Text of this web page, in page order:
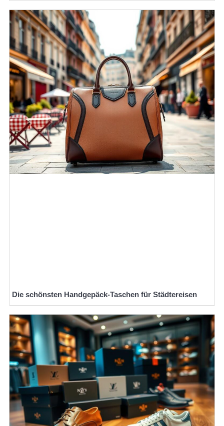
Die schönsten Handgepäck-Taschen für Städtereisen